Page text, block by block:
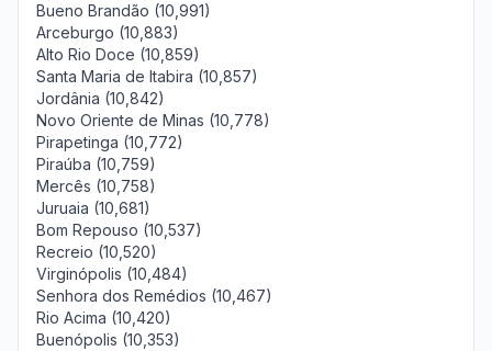
Bueno Brandão (10,991)
Arceburgo (10,883)
Alto Rio Doce (10,859)
Santa Maria de Itabira (10,857)
Jordânia (10,842)
Novo Oriente de Minas (10,778)
Pirapetinga (10,772)
Piraúba (10,759)
Mercês (10,758)
Juruaia (10,681)
Bom Repouso (10,537)
Recreio (10,520)
Virginópolis (10,484)
Senhora dos Remédios (10,467)
Rio Acima (10,420)
Buenópolis (10,353)